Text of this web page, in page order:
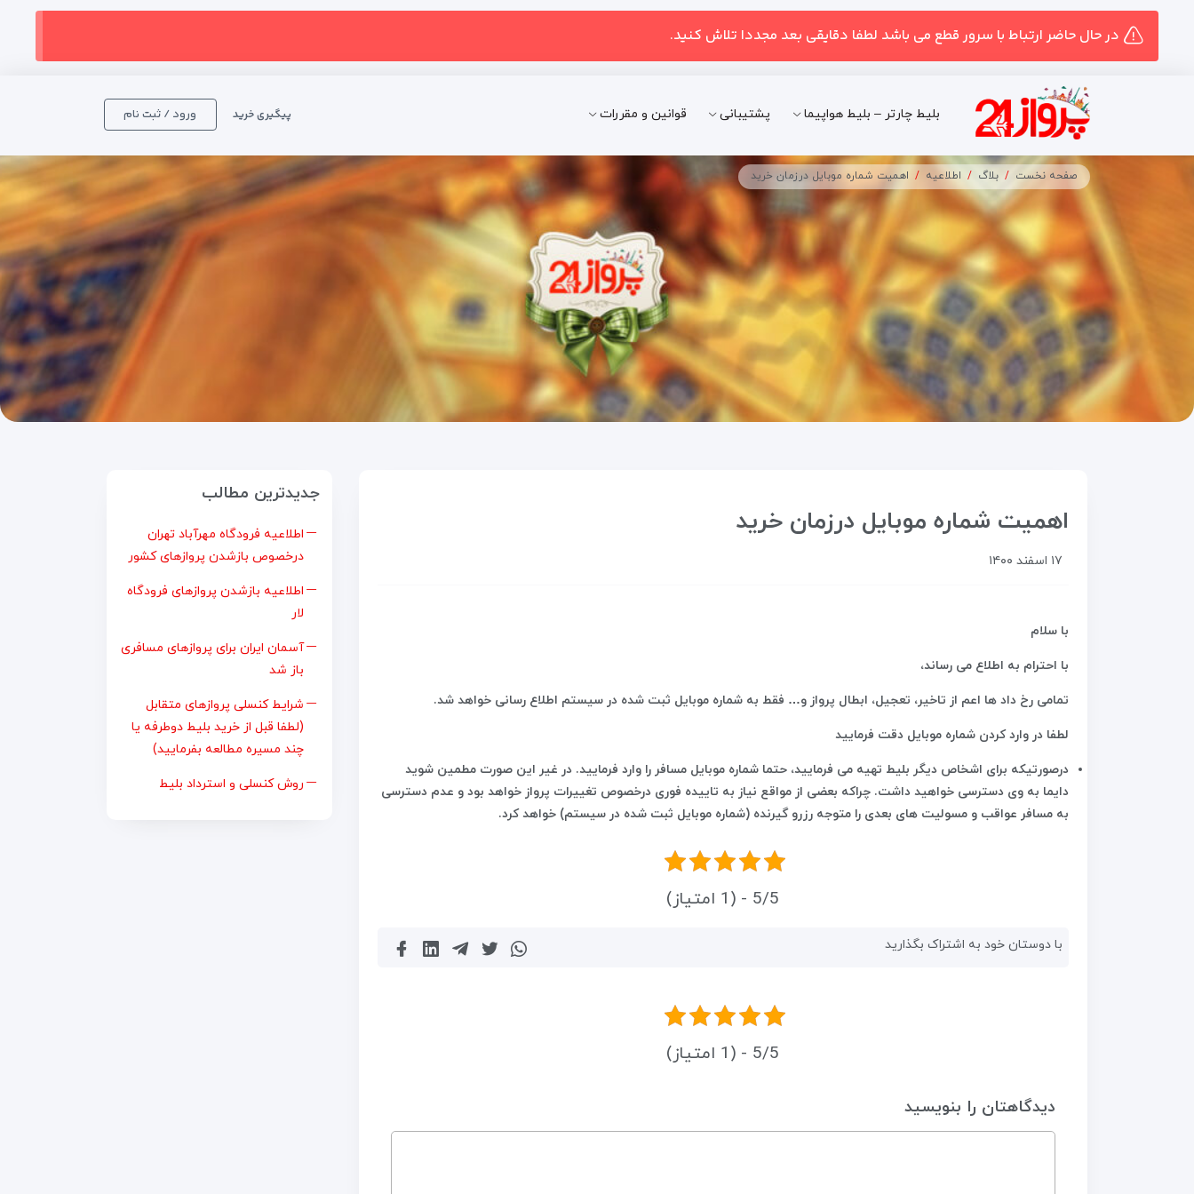
در حال حاضر ارتباط با سرور قطع می باشد لطفا دقایقی بعد مجددا تلاش کنید.
بلیط چارتر – بلیط هواپیما پشتیبانی قوانین و مقررات پیگیری خرید ورود / ثبت نام
صفحه نخست بلاگ اطلاعیه اهمیت شماره موبایل درزمان خرید
اهمیت شماره موبایل درزمان خرید
۱۷ اسفند ۱۴۰۰
با سلام
با احترام به اطلاع می رساند،
تمامی رخ داد ها اعم از تاخیر، تعجیل، ابطال پرواز و… فقط به شماره موبایل ثبت شده در سیستم اطلاع رسانی خواهد شد.
لطفا در وارد کردن شماره موبایل دقت فرمایید
درصورتیکه برای اشخاص دیگر بلیط تهیه می فرمایید، حتما شماره موبایل مسافر را وارد فرمایید. در غیر این صورت مطمین شوید
دایما به وی دسترسی خواهید داشت. چراکه بعضی از مواقع نیاز به تاییده فوری درخصوص تغییرات پرواز خواهد بود و عدم دسترسی
به مسافر عواقب و مسولیت های بعدی را متوجه رزرو گیرنده (شماره موبایل ثبت شده در سیستم) خواهد کرد.
5/5 - (1 امتیاز)
با دوستان خود به اشتراک بگذارید
5/5 - (1 امتیاز)
دیدگاهتان را بنویسید
جدیدترین مطالب
اطلاعیه فرودگاه مهرآباد تهران
درخصوص بازشدن پروازهای کشور
اطلاعیه بازشدن پروازهای فرودگاه
لار
آسمان ایران برای پروازهای مسافری
باز شد
شرایط کنسلی پروازهای متقابل
(لطفا قبل از خرید بلیط دوطرفه یا
چند مسیره مطالعه بفرمایید)
روش کنسلی و استرداد بلیط